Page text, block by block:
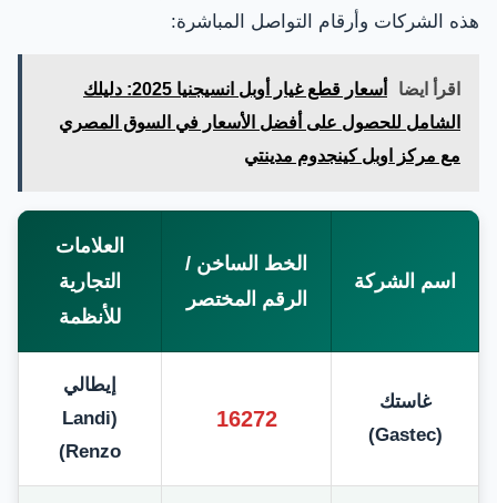
هذه الشركات وأرقام التواصل المباشرة:
اقرأ ايضا
أسعار قطع غيار أوبل انسيجنيا 2025: دليلك
الشامل للحصول على أفضل الأسعار في السوق المصري
مع مركز اوبل كينجدوم مدينتي
اسم الشركة
الخط الساخن /
الرقم المختصر
العلامات
التجارية
للأنظمة
غاستك
(Gastec)
16272
إيطالي
(Landi
Renzo)